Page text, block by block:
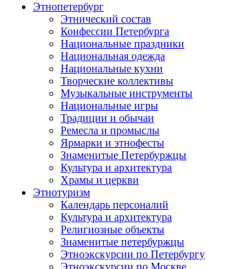
Этнопетербург
Этнический состав
Конфессии Петербурга
Национальные праздники
Национальная одежда
Национальные кухни
Творческие коллективы
Музыкальные инструменты
Национальные игры
Традиции и обычаи
Ремесла и промыслы
Ярмарки и этнофесты
Знаменитые Петербуржцы
Культура и архитектура
Храмы и церкви
Этнотуризм
Календарь персоналий
Культура и архитектура
Религиозные объекты
Знаменитые петербуржцы
Этноэкскурсии по Петербургу
Этноэкскурсии по Москве